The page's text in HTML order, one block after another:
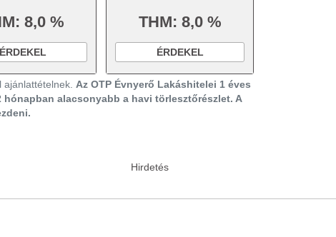
8,0 %
ÉRDEKEL
THM: 8,0 %
ÉRDEKEL
Az OTP Évnyerő Lakáshitelei 1 éves
alacsonyabb a havi törlesztőrészlet. A